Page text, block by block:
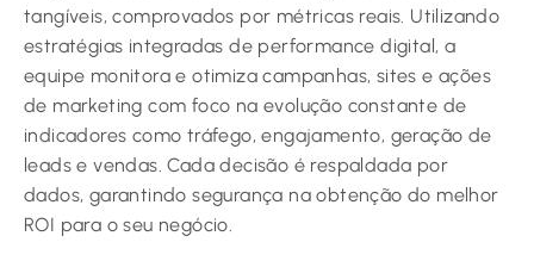
tangíveis, comprovados por métricas reais. Utilizando
estratégias integradas de performance digital, a
equipe monitora e otimiza campanhas, sites e ações
de marketing com foco na evolução constante de
indicadores como tráfego, engajamento, geração de
leads e vendas. Cada decisão é respaldada por
dados, garantindo segurança na obtenção do melhor
ROI para o seu negócio.